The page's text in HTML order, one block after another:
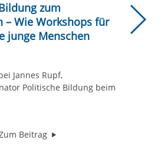
zum
– Wie Workshops für
junge Menschen
Jannes Rupf,
Politische Bildung beim
Beitrag "Politische Bildung zum